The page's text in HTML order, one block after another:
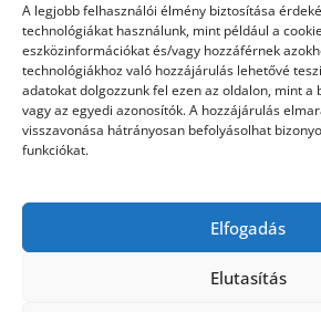
A legjobb felhasználói élmény biztosítása
technológiákat használunk, mint például a
eszközinformációkat és/vagy hozzáférnek
technológiákhoz való hozzájárulás lehetővé
adatokat dolgozzunk fel ezen az oldalon, mint a
vagy az egyedi azonosítók. A hozzájárulás
visszavonása hátrányosan befolyásolhat
funkciókat.
Elfogadás
Elutasítás
Vásárlás
Víztisztítás
Webáruház
hátfájás kezelése műkörmös eszközök szemészeti